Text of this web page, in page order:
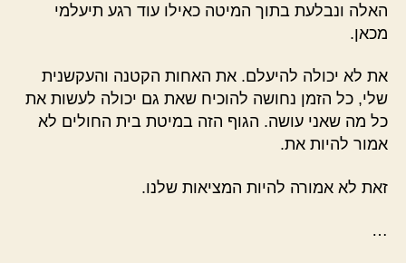
האלה ונבלעת בתוך המיטה כאילו עוד רגע תיעלמי
מכאן.
את לא יכולה להיעלם. את האחות הקטנה והעקשנית
שלי, כל הזמן נחושה להוכיח שאת גם יכולה לעשות את
כל מה שאני עושה. הגוף הזה במיטת בית החולים לא
אמור להיות את.
זאת לא אמורה להיות המציאות שלנו.
…